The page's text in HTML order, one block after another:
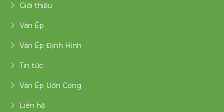
Giới thiệu
Ván Ép
Ván Ép Định Hình
Tin tức
Ván Ép Uốn Cong
Liên hệ